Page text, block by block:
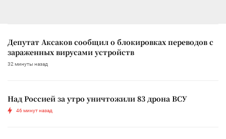
Депутат Аксаков сообщил о блокировках переводов с
зараженных вирусами устройств
32 минуты назад
Над Россией за утро уничтожили 83 дрона ВСУ
46 минут назад